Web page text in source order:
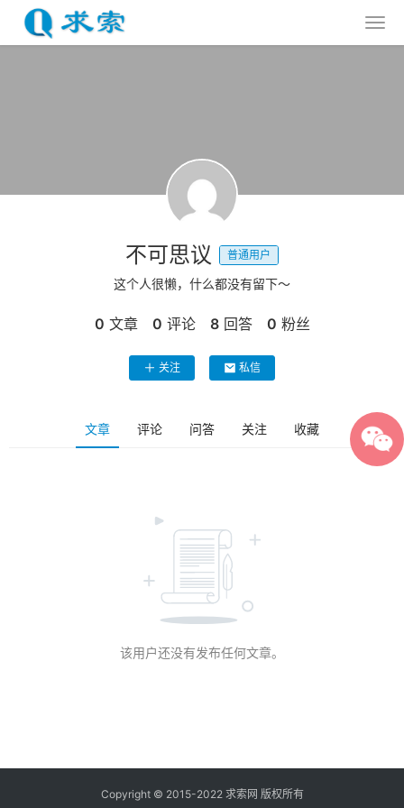
不可思议 普通用户
这个人很懒，什么都没有留下～
0 文章 0 评论 8 回答 0 粉丝
关注 私信
文章 评论 问答 关注 收藏
该用户还没有发布任何文章。
Copyright © 2015-2022 求索网 版权所有